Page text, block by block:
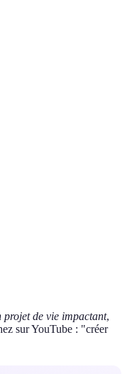
projet de vie impactant,
sur YouTube : "créer